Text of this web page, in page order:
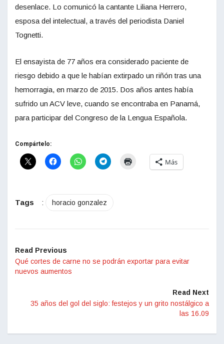
desenlace. Lo comunicó la cantante Liliana Herrero,
esposa del intelectual, a través del periodista Daniel
Tognetti.
El ensayista de 77 años era considerado paciente de
riesgo debido a que le habían extirpado un riñón tras una
hemorragia, en marzo de 2015. Dos años antes había
sufrido un ACV leve, cuando se encontraba en Panamá,
para participar del Congreso de la Lengua Española.
Compártelo:
Más
Tags : horacio gonzalez
Read Previous
Qué cortes de carne no se podrán exportar para evitar
nuevos aumentos
Read Next
35 años del gol del siglo: festejos y un grito nostálgico a
las 16.09